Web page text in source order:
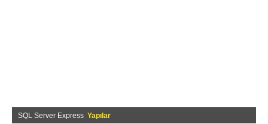
SQL Server Express Yapılar